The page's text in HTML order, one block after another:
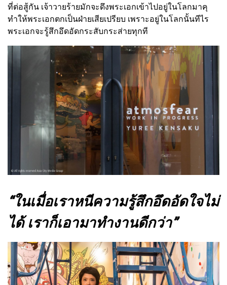
ที่ต่อสู้กัน เจ้าวายร้ายมักจะดึงพระเอกเข้าไปอยู่ในโลกมาคุ
ทำให้พระเอกตกเป็นฝ่ายเสียเปรียบ เพราะอยู่ในโลกนั้นทีไร
พระเอกจะรู้สึกอึดอัดกระสับกระส่ายทุกที
“ในเมื่อเราหนีความรู้สึกอึดอัดใจไม่
ได้ เราก็เอามาทำงานดีกว่า”